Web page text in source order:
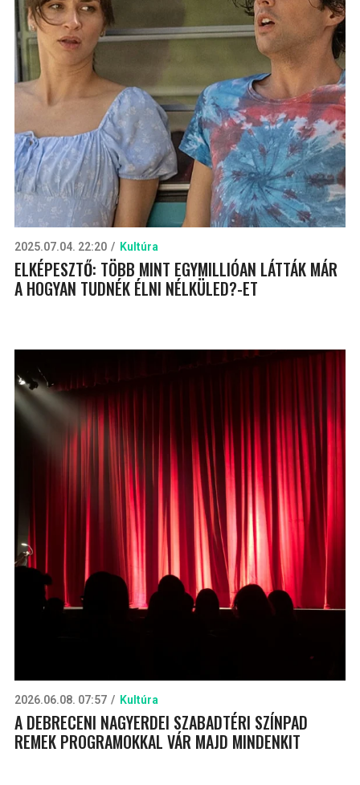
2025.07.04. 22:20 Kultúra
ELKÉPESZTŐ: TÖBB MINT EGYMILLIÓAN LÁTTÁK MÁR
A HOGYAN TUDNÉK ÉLNI NÉLKÜLED?-ET
2026.06.08. 07:57 Kultúra
A DEBRECENI NAGYERDEI SZABADTÉRI SZÍNPAD
REMEK PROGRAMOKKAL VÁR MAJD MINDENKIT